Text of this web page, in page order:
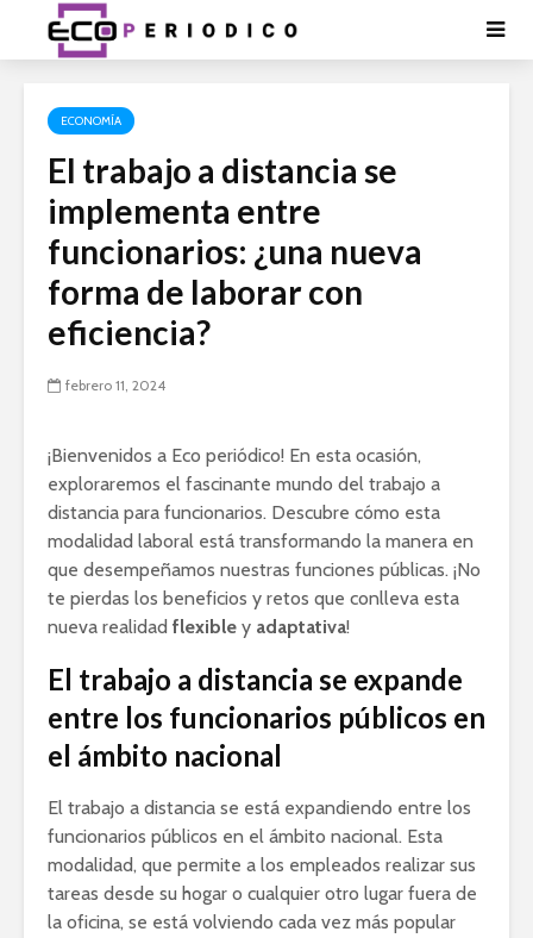
ECONOMÍA
El trabajo a distancia se
implementa entre
funcionarios: ¿una nueva
forma de laborar con
eficiencia?
febrero 11, 2024
¡Bienvenidos a Eco periódico! En esta ocasión,
exploraremos el fascinante mundo del trabajo a
distancia para funcionarios. Descubre cómo esta
modalidad laboral está transformando la manera en
que desempeñamos nuestras funciones públicas. ¡No
te pierdas los beneficios y retos que conlleva esta
nueva realidad flexible y adaptativa!
El trabajo a distancia se expande
entre los funcionarios públicos en
el ámbito nacional
El trabajo a distancia se está expandiendo entre los
funcionarios públicos en el ámbito nacional. Esta
modalidad, que permite a los empleados realizar sus
tareas desde su hogar o cualquier otro lugar fuera de
la oficina, se está volviendo cada vez más popular